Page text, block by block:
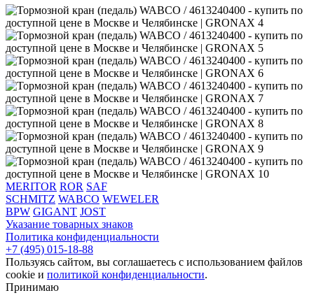
MERITOR ROR SAF
SCHMITZ WABCO WEWELER
BPW GIGANT JOST
Указание товарных знаков
Политика конфиденциальности
+7 (495) 015-18-88
Пользуясь сайтом, вы соглашаетесь с использованием файлов
cookie и политикой конфиденциальности.
Принимаю